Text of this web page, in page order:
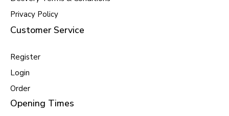
Privacy Policy
Customer Service
Register
Login
Order
Opening Times